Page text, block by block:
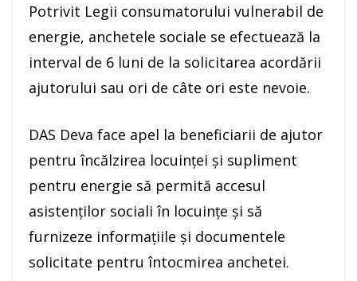
Potrivit Legii consumatorului vulnerabil de
energie, anchetele sociale se efectuează la
interval de 6 luni de la solicitarea acordării
ajutorului sau ori de câte ori este nevoie.
DAS Deva face apel la beneficiarii de ajutor
pentru încălzirea locuinței și supliment
pentru energie să permită accesul
asistenților sociali în locuințe și să
furnizeze informațiile și documentele
solicitate pentru întocmirea anchetei.